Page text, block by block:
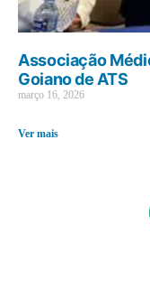
Associação
Goiano de ATS
março 16, 2026
Ver mais